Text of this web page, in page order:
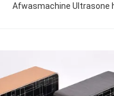
Afwasmachine Ultrasone